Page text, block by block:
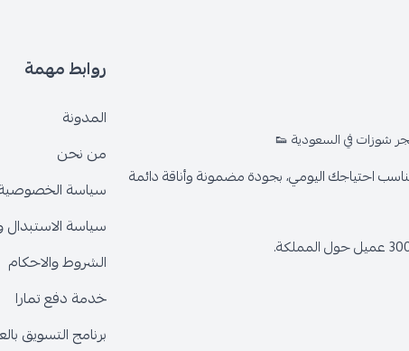
شوزات في السعودية 👟
احتياجك اليومي، بجودة مضمونة وأناقة دائمة
روابط مهمة
المدونة
من نحن
سياسة
سياسة الاستبدال
الشروط والاحكام
خدمة دفع تمارا
برنامج التسويق